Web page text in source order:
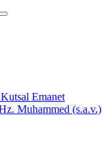
Emanet
Muhammed (s.a.v.)